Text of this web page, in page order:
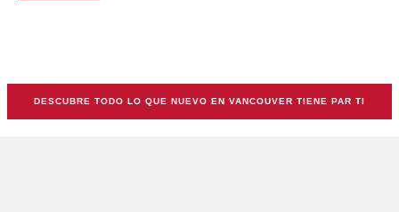
DESCUBRE TODO LO QUE NUEVO EN VANCOUVER TIENE PAR TI